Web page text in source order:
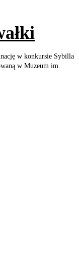
w konkursie Sybilla
w Muzeum im.